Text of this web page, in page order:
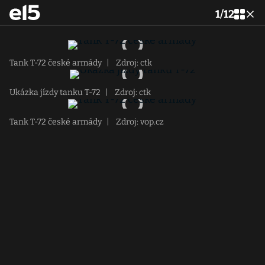
1/12
Tank T-72 české armády Zdroj: ctk
Ukázka jízdy tanku T-72 Zdroj: ctk
Tank T-72 české armády Zdroj: vop.cz